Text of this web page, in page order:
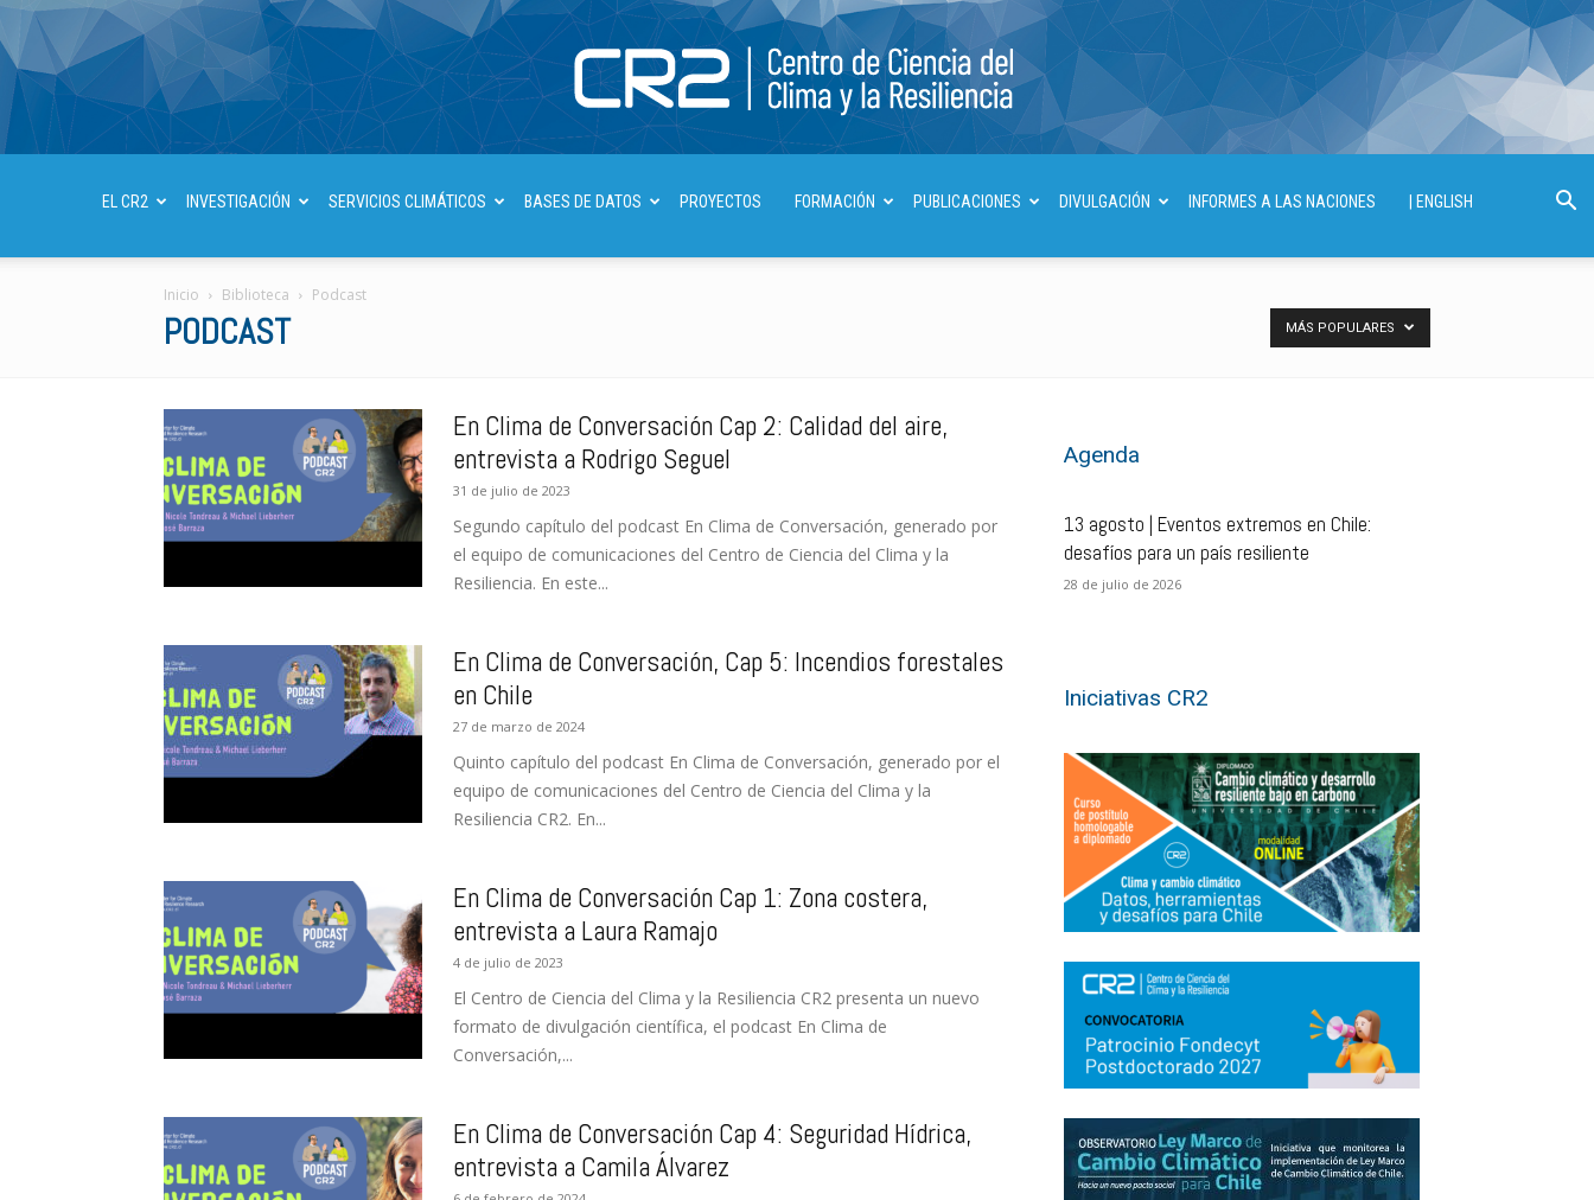
Centro
del
la
EL CR2 INVESTIGACIÓN SERVICIOS CLIMÁTICOS BASES DE DATOS PROYECTOS FORMACIÓN PUBLICACIONES DIVULGACIÓN INFORMES A LAS NACIONES | ENGLISH
Inicio Biblioteca Podcast
PODCAST MÁS POPULARES
En Clima de Conversación Cap 2: Calidad del aire,
entrevista a Rodrigo Seguel
31 de julio de 2023
Segundo capítulo del podcast En Clima de Conversación, generado por
el equipo de comunicaciones del Centro de Ciencia del Clima y la
Resiliencia. En este...
En Clima de Conversación, Cap 5: Incendios forestales
en Chile
27 de marzo de 2024
Quinto capítulo del podcast En Clima de Conversación, generado por el
equipo de comunicaciones del Centro de Ciencia del Clima y la
Resiliencia CR2. En...
En Clima de Conversación Cap 1: Zona costera,
entrevista a Laura Ramajo
4 de julio de 2023
El Centro de Ciencia del Clima y la Resiliencia CR2 presenta un nuevo
formato de divulgación científica, el podcast En Clima de
Conversación,...
En Clima de Conversación Cap 4: Seguridad Hídrica,
entrevista a Camila Álvarez
Agenda
13 agosto | Eventos extremos en Chile:
desafíos para un país resiliente
28 de julio de 2026
Iniciativas CR2